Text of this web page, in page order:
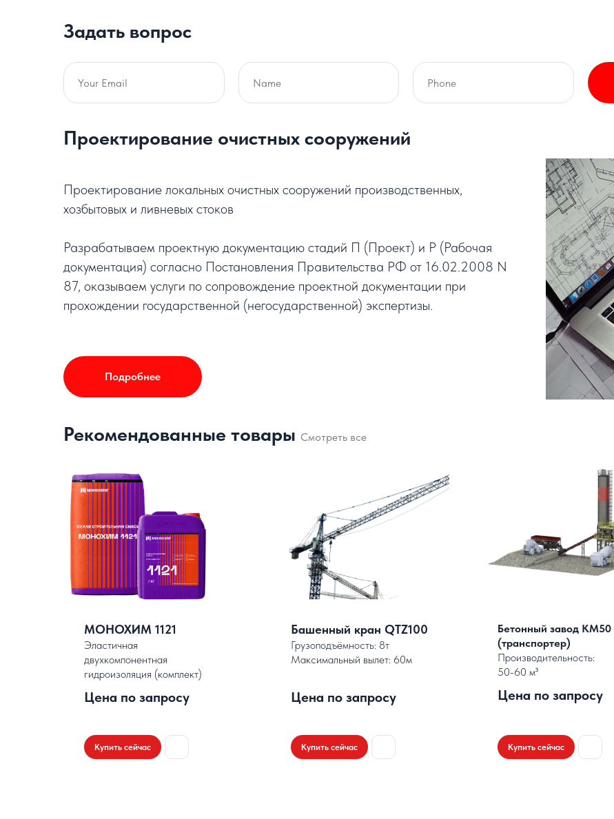
Задать вопрос
Проектирование очистных сооружений
Проектирование локальных очистных сооружений производственных,
хозбытовых и ливневых стоков
Разрабатываем проектную документацию стадий П (Проект) и Р (Рабочая
документация) согласно Постановления Правительства РФ от 16.02.2008 N
87, оказываем услуги по сопровождение проектной документации при
прохождении государственной (негосударственной) экспертизы.
Подробнее
Рекомендованные товары Смотреть все
МОНОХИМ 1121
Эластичная
двухкомпонентная
гидроизоляция (комплект)
Цена по запросу
Купить сейчас
Башенный кран QTZ100
Грузоподъёмность: 8т
Максимальный вылет: 60м
Цена по запросу
Купить сейчас
Бетонный завод КМ50
(транспортер)
Производительность:
50-60 м³
Цена по запросу
Купить сейчас